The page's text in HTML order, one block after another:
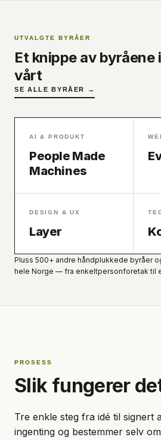
UTVALGTE BYRÅER
Et knippe av
vårt
SE ALLE BYRÅER →
AI & PRODUKT
People Made
Machines
DESIGN & UX
Layer
Pluss 500+ andre håndplukkede byråer
hele Norge — fra enkeltpersonforetak til
PROSESS
Slik fungerer
Tre enkle steg fra idé til signert
ingenting og bestemmer selv